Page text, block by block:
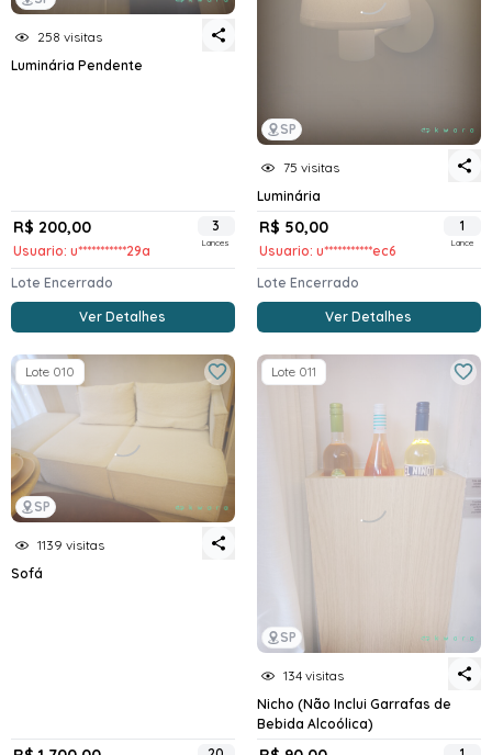
258 visitas
Luminária Pendente
R$ 200,00
Usuario: u***********29a
3
Lances
Lote Encerrado
Ver Detalhes
SP
75 visitas
Luminária
R$ 50,00
Usuario: u***********ec6
1
Lance
Lote Encerrado
Ver Detalhes
SP
Lote 010
1139 visitas
Sofá
SP
Lote 011
134 visitas
Nicho (Não Inclui Garrafas de
Bebida Alcoólica)